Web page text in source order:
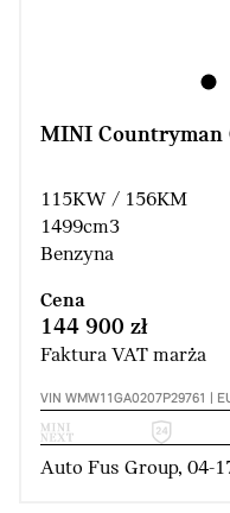
MINI Countryman
115KW / 156KM
1499cm3
Benzyna
Cena
144 900 zł
Faktura VAT marża
VIN WMW11GA0207P29761 |
Auto Fus Group, 04-